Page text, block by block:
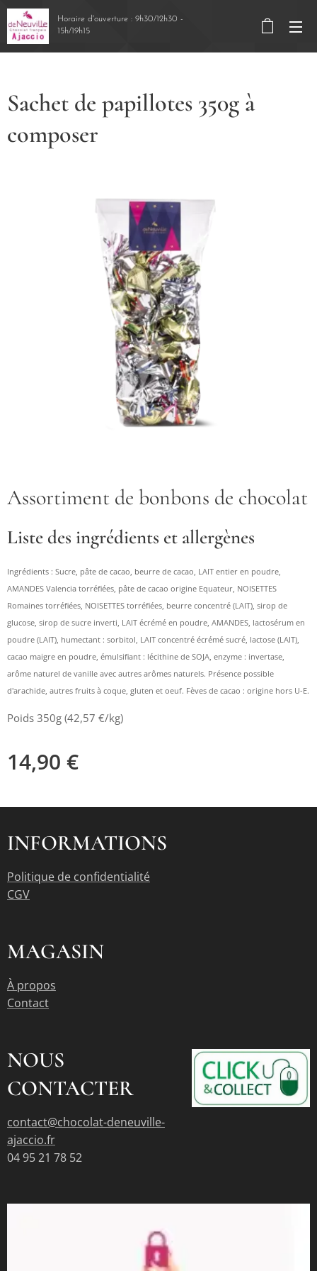
Horaire d'ouverture : 9h30/12h30 -
15h/19h15
Sachet de papillotes 350g à
composer
Assortiment de bonbons de chocolat
Liste des ingrédients et allergènes
Ingrédients : Sucre, pâte de cacao, beurre de cacao, LAIT entier en poudre,
AMANDES Valencia torréfiées, pâte de cacao origine Equateur, NOISETTES
Romaines torréfiées, NOISETTES torréfiées, beurre concentré (LAIT), sirop de
glucose, sirop de sucre inverti, LAIT écrémé en poudre, AMANDES, lactosérum en
poudre (LAIT), humectant : sorbitol, LAIT concentré écrémé sucré, lactose (LAIT),
cacao maigre en poudre, émulsifiant : lécithine de SOJA, enzyme : invertase,
arôme naturel de vanille avec autres arômes naturels. Présence possible
d'arachide, autres fruits à coque, gluten et oeuf. Fèves de cacao : origine hors U-E.
Poids 350g (42,57 €/kg)
14,90 €
INFORMATIONS
Politique de confidentialité
CGV
MAGASIN
À propos
Contact
NOUS
CONTACTER
contact@chocolat-deneuville-
ajaccio.fr
04 95 21 78 52